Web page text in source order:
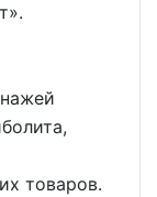
товаров.